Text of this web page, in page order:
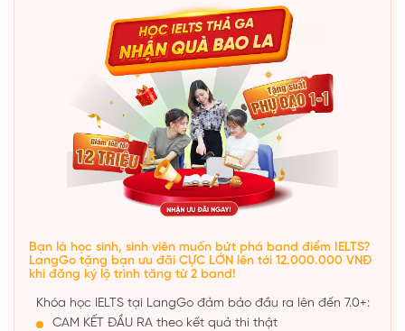
Bạn là học sinh, sinh viên muốn bứt phá band điểm IELTS?
LangGo tặng bạn ưu đãi CỰC LỚN lên tới 12.000.000 VNĐ
khi đăng ký lộ trình tăng từ 2 band!
Khóa học IELTS tại LangGo đảm bảo đầu ra lên đến 7.0+:
CAM KẾT ĐẦU RA theo kết quả thi thật